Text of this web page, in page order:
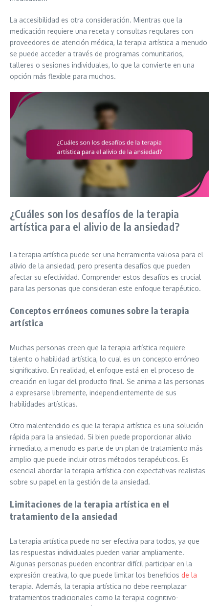
La accesibilidad es otra consideración. Mientras que la
medicación requiere una receta y consultas regulares con
proveedores de atención médica, la terapia artística a menudo
se puede acceder a través de programas comunitarios,
talleres o sesiones individuales, lo que la convierte en una
opción más flexible para muchos.
¿Cuáles son los desafíos de la terapia
artística para el alivio de la ansiedad?
La terapia artística puede ser una herramienta valiosa para el
alivio de la ansiedad, pero presenta desafíos que pueden
afectar su efectividad. Comprender estos desafíos es crucial
para las personas que consideran este enfoque terapéutico.
Conceptos erróneos comunes sobre la terapia
artística
Muchas personas creen que la terapia artística requiere
talento o habilidad artística, lo cual es un concepto erróneo
significativo. En realidad, el enfoque está en el proceso de
creación en lugar del producto final. Se anima a las personas
a expresarse libremente, independientemente de sus
habilidades artísticas.
Otro malentendido es que la terapia artística es una solución
rápida para la ansiedad. Si bien puede proporcionar alivio
inmediato, a menudo es parte de un plan de tratamiento más
amplio que puede incluir otros métodos terapéuticos. Es
esencial abordar la terapia artística con expectativas realistas
sobre su papel en la gestión de la ansiedad.
Limitaciones de la terapia artística en el
tratamiento de la ansiedad
La terapia artística puede no ser efectiva para todos, ya que
las respuestas individuales pueden variar ampliamente.
Algunas personas pueden encontrar difícil participar en la
expresión creativa, lo que puede limitar los beneficios de la
terapia. Además, la terapia artística no debe reemplazar
tratamientos tradicionales como la terapia cognitivo-